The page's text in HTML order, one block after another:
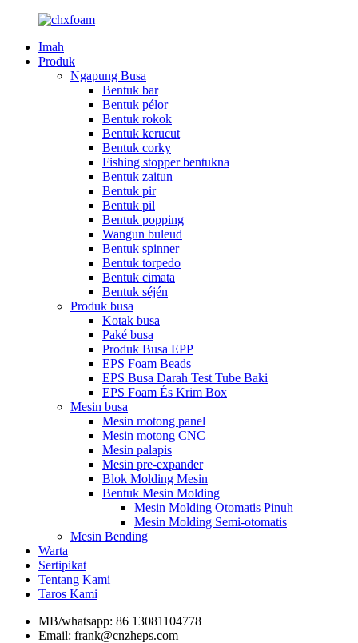
Imah
Produk
Ngapung Busa
Bentuk bar
Bentuk pélor
Bentuk rokok
Bentuk kerucut
Bentuk corky
Fishing stopper bentukna
Bentuk zaitun
Bentuk pir
Bentuk pil
Bentuk popping
Wangun buleud
Bentuk spinner
Bentuk torpedo
Bentuk cimata
Bentuk séjén
Produk busa
Kotak busa
Paké busa
Produk Busa EPP
EPS Foam Beads
EPS Busa Darah Test Tube Baki
EPS Foam És Krim Box
Mesin busa
Mesin motong panel
Mesin motong CNC
Mesin palapis
Mesin pre-expander
Blok Molding Mesin
Bentuk Mesin Molding
Mesin Molding Otomatis Pinuh
Mesin Molding Semi-otomatis
Mesin Bending
Warta
Sertipikat
Tentang Kami
Taros Kami
MB/whatsapp: 86 13081104778
Email: frank@cnzheps.com